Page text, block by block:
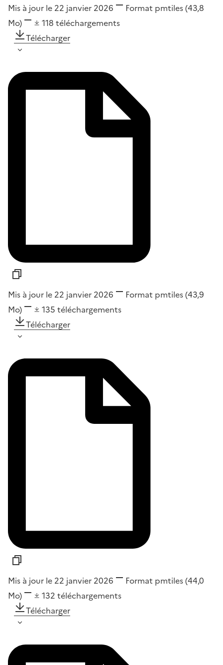
Mis à jour le 22 janvier 2026 Format pmtiles(43,8
Mo)
118 téléchargements
Télécharger
Mis à jour le 22 janvier 2026 Format pmtiles(43,9
Mo)
135 téléchargements
Télécharger
Mis à jour le 22 janvier 2026 Format pmtiles(44,0
Mo)
132 téléchargements
Télécharger